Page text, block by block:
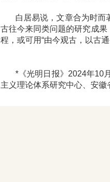
白居易说，文章合为时而
古往今来同类问题的研究成
程，或可用“由今观古，以古通
*《光明日报》2024年10月
主义理论体系研究中心、安